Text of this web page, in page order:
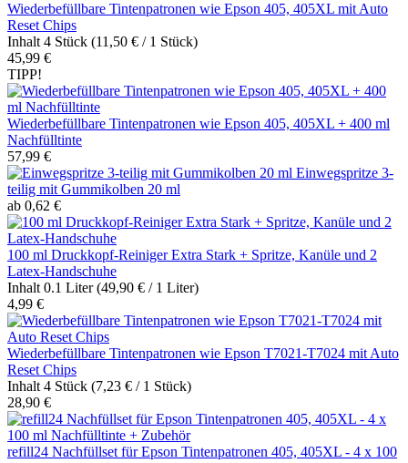
Wiederbefüllbare Tintenpatronen wie Epson 405, 405XL mit Auto
Reset Chips
Inhalt 4 Stück (11,50 € / 1 Stück)
45,99 €
TIPP!
Wiederbefüllbare Tintenpatronen wie Epson 405, 405XL + 400 ml
Nachfülltinte
57,99 €
Einwegspritze 3-
teilig mit Gummikolben 20 ml
ab 0,62 €
100 ml Druckkopf-Reiniger Extra Stark + Spritze, Kanüle und 2
Latex-Handschuhe
Inhalt 0.1 Liter(49,90 € / 1 Liter)
4,99 €
Wiederbefüllbare Tintenpatronen wie Epson T7021-T7024 mit Auto
Reset Chips
Inhalt 4 Stück (7,23 € / 1 Stück)
28,90 €
refill24 Nachfüllset für Epson Tintenpatronen 405, 405XL - 4 x 100